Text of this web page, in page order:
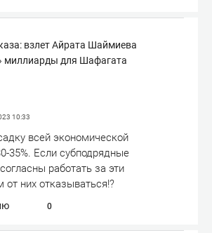
взлет Айрата Шаймиева
миллиарды для Шафагата
10:33
всей экономической
35%. Если субподрядные
работать за эти
от них отказываться!?
0